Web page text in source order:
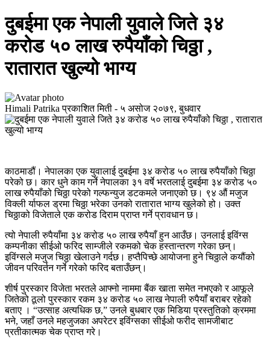
दुबईमा एक नेपाली युवाले जिते ३४
करोड ५० लाख रुपैयाँको चिठ्ठा ,
रातारात खुल्यो भाग्य
Himali Patrika प्रकाशित मिती - ५ असोज २०७९, बुधवार
काठमाडौं। नेपालका एक युवालाई दुबईमा ३४ करोड ५० लाख रुपैयाँको चिठ्ठा
परेको छ। कार धुने काम गर्ने नेपालका ३१ वर्षे भरतलाई दुबईमा ३४ करोड ५०
लाख रुपैयाँको चिठ्ठा परेको गल्फन्युज डटकमले जनाएको छ। ९४ औं मजुज
विक्ली र्याफल ड्रमा चिठ्ठा भरेका उनको रातारात भाग्य खुलेको हो। उक्त
चिठ्ठाको विजेताले एक करोड दिराम प्राप्त गर्ने प्रावधान छ।
त्यो नेपाली रुपैयाँमा ३४ करोड ५० लाख रुपैयाँ हुन आउँछ। उनलाई इविंग्स
कम्पनीका सीईओ फरिद साम्जीले रकमको चेक हस्तान्तरण गरेका छन्।
इविंग्सले मजुज चिठ्ठा खेलाउने गर्दछ। हप्तैपिच्छे आयोजना हुने चिठ्ठाले कयौंको
जीवन परिवर्तन गर्ने गरेको फरिद बताउँछन्।
शीर्ष पुरस्कार विजेता भरतले आफ्नो नाममा बैंक खाता समेत नभएको र आफूले
जितेको ठूलो पुरस्कार रकम ३४ करोड ५० लाख नेपाली रुपैयाँ बराबर रहेको
बताए । “उत्साह अत्यधिक छ,” उनले बुधबार एक मिडिया प्रस्तुतिको क्रममा
भने, जहाँ उनले महजुजका अपरेटर इविंग्सका सीईओ फरीद सामजीबाट
प्रतीकात्मक चेक प्राप्त गरे।